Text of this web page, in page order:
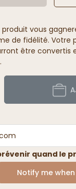
vous
de fidélité. Votre
être convertis
quand le
Notify me